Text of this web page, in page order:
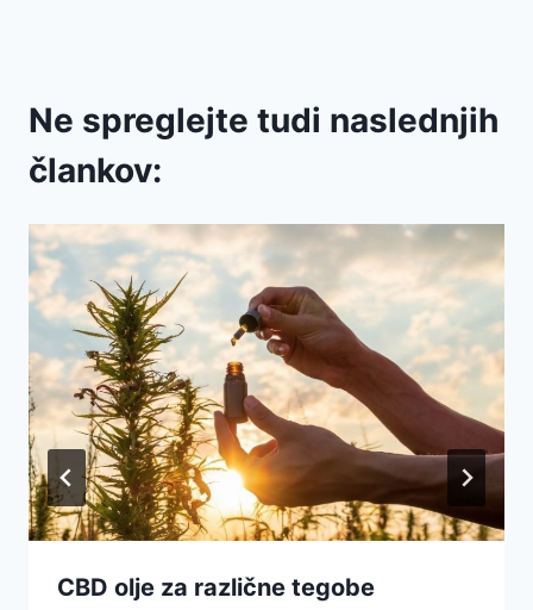
Ne spreglejte tudi naslednjih
člankov:
CBD olje za različne tegobe